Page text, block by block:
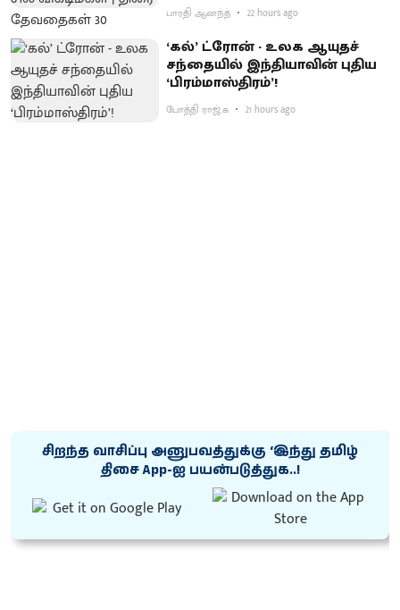
பாரதி ஆனந்த் 22 hours ago
‘கல்’ ட்ரோன் - உலக ஆயுதச்
சந்தையில் இந்தியாவின் புதிய
‘பிரம்மாஸ்திரம்’!
போத்தி ராஜ்.க 21 hours ago
சிறந்த வாசிப்பு அனுபவத்துக்கு ‘இந்து தமிழ்
திசை App-ஐ பயன்படுத்துக..!